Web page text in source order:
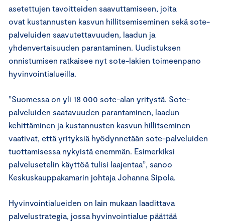
asetettujen tavoitteiden saavuttamiseen, joita
ovat kustannusten kasvun hillitsemiseminen sekä sote-
palveluiden saavutettavuuden, laadun ja
yhdenvertaisuuden parantaminen. Uudistuksen
onnistumisen ratkaisee nyt sote-lakien toimeenpano
hyvinvointialueilla.
”Suomessa on yli 18 000 sote-alan yritystä. Sote-
palveluiden saatavuuden parantaminen, laadun
kehittäminen ja kustannusten kasvun hillitseminen
vaativat, että yrityksiä hyödynnetään sote-palveluiden
tuottamisessa nykyistä enemmän. Esimerkiksi
palvelusetelin käyttöä tulisi laajentaa”, sanoo
Keskuskauppakamarin johtaja Johanna Sipola.
Hyvinvointialueiden on lain mukaan laadittava
palvelustrategia, jossa hyvinvointialue päättää